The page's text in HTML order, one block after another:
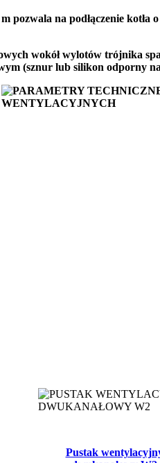
na podłączenie kotła
wokół wylotów trójnika
(sznur lub silikon
Pustak